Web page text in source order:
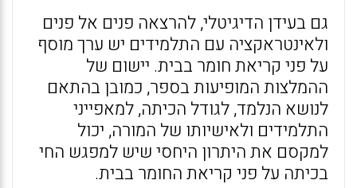
גם בעידן הדיגיטלי, להרצאה פנים אל פנים
ולאינטראקציה עם התלמידים יש ערך מוסף
על פני קריאת חומר בבית. יישום של
ההמלצות המופיעות בספר, כמובן בהתאם
לנושא הנלמד, לגודל הכיתה, למאפייני
התלמידים ולאישיותו של המורה, יכול
למקסם את היתרון היחסי שיש למפגש החי
בכיתה על פני קריאת החומר בבית.